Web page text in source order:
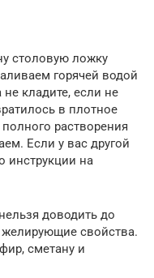
столовую ложку
горячей водой
кладите, если не
в плотное
растворения
Если у вас другой
инструкции на
доводить до
желирующие свойства.
сметану и